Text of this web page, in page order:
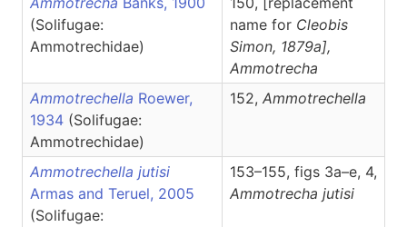
(Solifugae:
Ammotrechidae)
name for Cleobis
Simon, 1879a],
Ammotrecha
Ammotrechella Roewer,
1934 (Solifugae:
Ammotrechidae)
152, Ammotrechella
Ammotrechella jutisi
Armas and Teruel, 2005
(Solifugae:
153–155, figs 3a–e, 4,
Ammotrecha jutisi